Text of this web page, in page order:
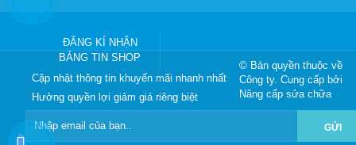
ĐĂNG KÍ NHẬN
BẢNG TIN SHOP
Cập nhật thông tin khuyến mãi nhanh nhất
Hưởng quyền lợi giảm giá riêng biệt
GỬI
© Bản quyền thuộc về
Công ty. Cung cấp bởi
Nâng cấp sửa chữa